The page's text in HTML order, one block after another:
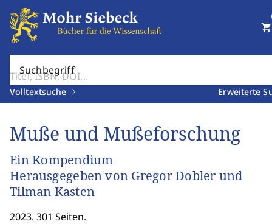
Suchbegriff
Volltextsuche Erweiterte
shopping_cart
Muße und Mußeforschung
Ein Kompendium
Herausgegeben von Gregor Dobler und
Tilman Kasten
2023. 301 Seiten.